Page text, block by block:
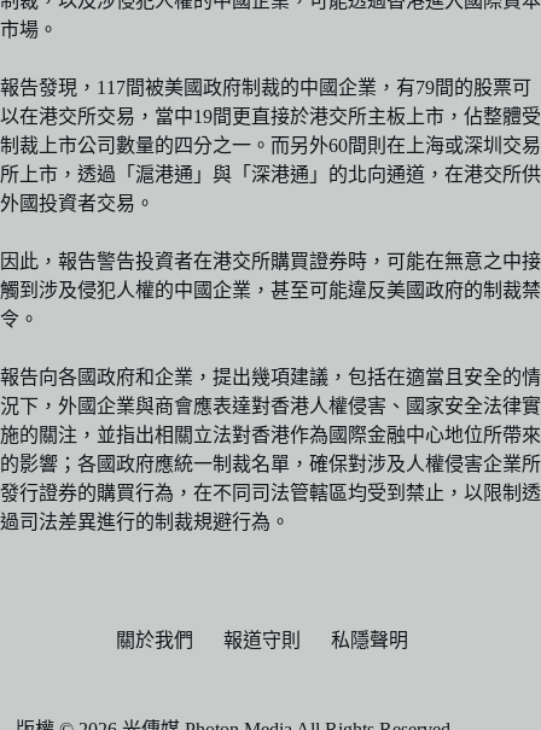
市場。
報告發現，117間被美國政府制裁的中國企業，有79間的股票可
以在港交所交易，當中19間更直接於港交所主板上市，佔整體受
制裁上市公司數量的四分之一。而另外60間則在上海或深圳交易
所上市，透過「滬港通」與「深港通」的北向通道，在港交所供
外國投資者交易。
因此，報告警告投資者在港交所購買證券時，可能在無意之中接
觸到涉及侵犯人權的中國企業，甚至可能違反美國政府的制裁禁
令。
報告向各國政府和企業，提出幾項建議，包括在適當且安全的情
況下，外國企業與商會應表達對香港人權侵害、國家安全法律實
施的關注，並指出相關立法對香港作為國際金融中心地位所帶來
的影響；各國政府應統一制裁名單，確保對涉及人權侵害企業所
發行證券的購買行為，在不同司法管轄區均受到禁止，以限制透
過司法差異進行的制裁規避行為。
關於我們 報道守則 私隱聲明